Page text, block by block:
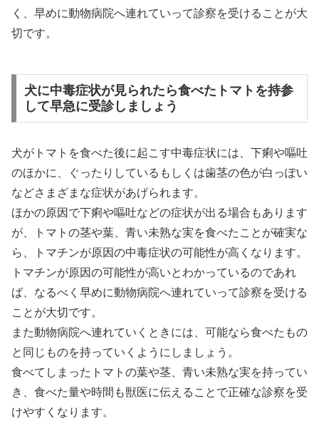
く、早めに動物病院へ連れていって診察を受けることが大
切です。
犬に中毒症状が見られたら食べたトマトを持参
して早急に受診しましょう
犬がトマトを食べた後に起こす中毒症状には、下痢や嘔吐
のほかに、ぐったりしているもしくは歯茎の色が白っぽい
などさまざまな症状があげられます。
ほかの原因で下痢や嘔吐などの症状が出る場合もあります
が、トマトの茎や葉、青い未熟な実を食べたことが確実な
ら、トマチンが原因の中毒症状の可能性が高くなります。
トマチンが原因の可能性が高いとわかっているのであれ
ば、なるべく早めに動物病院へ連れていって診察を受ける
ことが大切です。
また動物病院へ連れていくときには、可能なら食べたもの
と同じものを持っていくようにしましょう。
食べてしまったトマトの葉や茎、青い未熟な実を持ってい
き、食べた量や時間も獣医に伝えることで正確な診察を受
けやすくなります。